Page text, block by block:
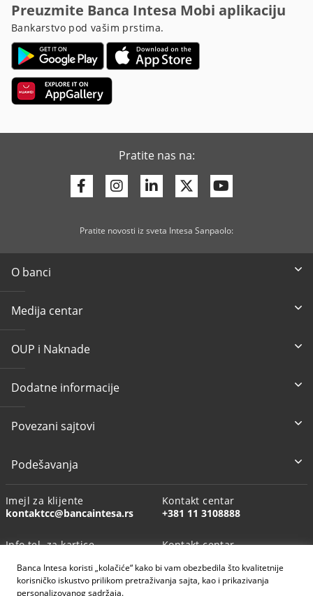
Banca Intesa koristi „kolačiće“ kako bi vam obezbedila što kvalitetnije
korisničko iskustvo prilikom pretraživanja sajta, kao i prikazivanja
personalizovanog sadržaja.
Preuzmite Banca Intesa Mobi aplikaciju
Bankarstvo pod vašim prstima.
Pratite nas na:
FacebookInstagram
LinkedinTwitter
Pratite novosti iz sveta Intesa Sanpaolo:
O banci
Medija centar
OUP i Naknade
Dodatne informacije
Povezani sajtovi
Podešavanja
Imejl za klijente
kontaktcc@bancaintesa.rs
Kontakt centar
+381 11 3108888
Info tel. za kartice
Kontakt centar